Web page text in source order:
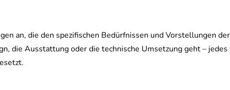
an, die den spezifischen Bedürfnissen und Vorstellungen der
die Ausstattung oder die technische Umsetzung geht – jedes